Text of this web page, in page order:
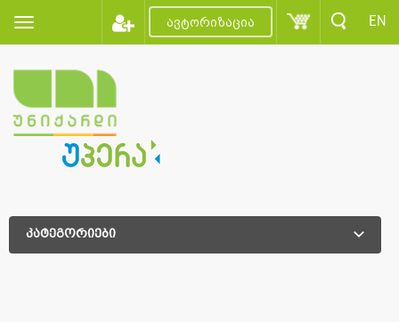
ავტორიზაცია EN
კატეგორიები